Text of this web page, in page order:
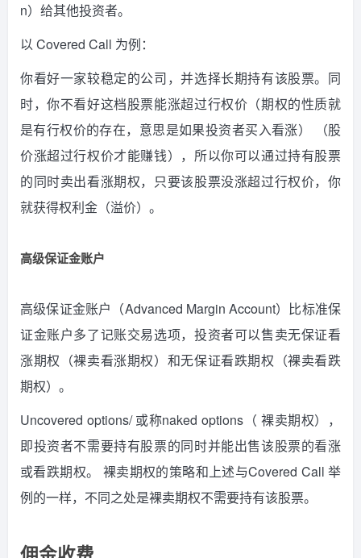
n）给其他投资者。
以 Covered Call 为例：
你看好一家较稳定的公司，并选择长期持有该股票。同
时，你不看好这档股票能涨超过行权价（期权的性质就
是有行权价的存在，意思是如果投资者买入看涨） （股
价涨超过行权价才能赚钱），所以你可以通过持有股票
的同时卖出看涨期权，只要该股票没涨超过行权价，你
就获得权利金（溢价）。
高级保证金账户
高级保证金账户（Advanced Margin Account）比标准保
证金账户多了记账交易选项，投资者可以售卖无保证看
涨期权（裸卖看涨期权）和无保证看跌期权（裸卖看跌
期权）。
Uncovered options/ 或称naked options（ 裸卖期权），
即投资者不需要持有股票的同时并能出售该股票的看涨
或看跌期权。 裸卖期权的策略和上述与Covered Call 举
例的一样，不同之处是裸卖期权不需要持有该股票。